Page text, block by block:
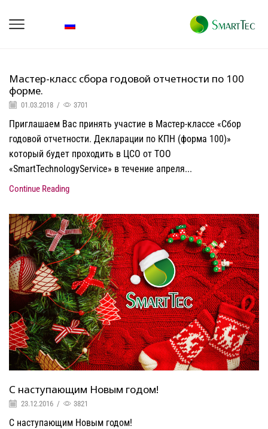
Мастер-класс сбора годовой отчетности по 100
форме.
01.03.2018 / 3701
Приглашаем Вас принять участие в Мастер-классе «Сбор
годовой отчетности. Декларации по КПН (форма 100)»
который будет проходить в ЦСО от ТОО
«SmartTechnologyService» в течение апреля...
Continue Reading
С наступающим Новым годом!
23.12.2016 / 3821
С наступающим Новым годом!